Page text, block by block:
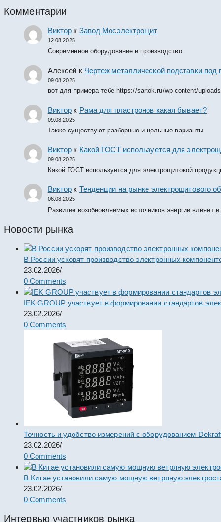
Комментарии
Виктор к Завод Мосэлектрощит
12.08.2025
Современное оборудование и производство
Алексей к Чертеж металлической подставки
09.08.2025
вот для примера тебе https://sartok.ru/wp-content/
Виктор к Рама для пластронов какая бывает?
09.08.2025
Также существуют разборные и цельные варианты
Виктор к Какой ГОСТ используется для
09.08.2025
Какой ГОСТ используется для электрощитовой
Виктор к Тенденции на рынке электрощитового
06.08.2025
Развитие возобновляемых источников энергии влияет
Новости рынка
В России ускорят производство электронных
23.02.2026/
0 Comments
IEK GROUP участвует в формировании стандартов
23.02.2026/
0 Comments
Точность и удобство измерений с оборудованием
23.02.2026/
0 Comments
В Китае установили самую мощную ветряную
23.02.2026/
0 Comments
Интервью участников рынка